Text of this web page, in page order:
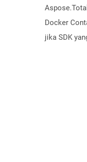
Docker
jika SDK